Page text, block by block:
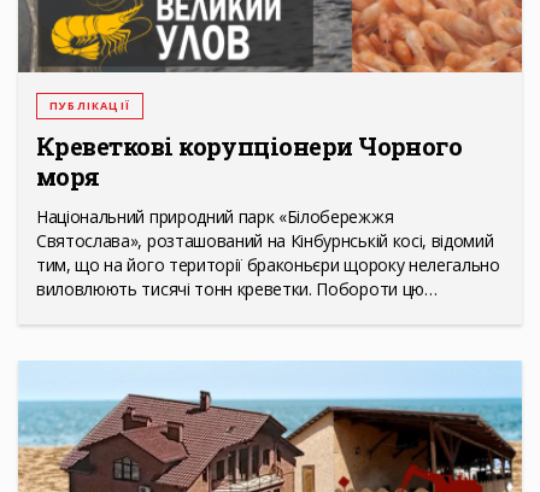
ПУБЛІКАЦІЇ
Креветкові корупціонери Чорного
моря
Національний природний парк «Білобережжя
Святослава», розташований на Кінбурнській косі, відомий
тим, що на його території браконьєри щороку нелегально
виловлюють тисячі тонн креветки. Побороти цю…